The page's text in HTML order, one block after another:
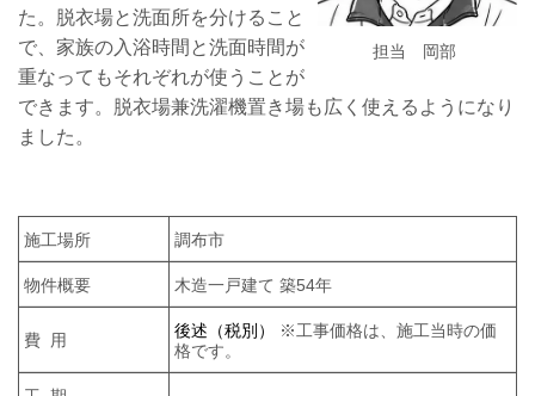
担当 岡部
た。脱衣場と洗面所を分けること
で、家族の入浴時間と洗面時間が
重なってもそれぞれが使うことが
できます。脱衣場兼洗濯機置き場も広く使えるようになり
ました。
施工場所 調布市
物件概要 木造一戸建て 築54年
費 用 後述（税別）
※工事価格は、施工当時の価
格です。